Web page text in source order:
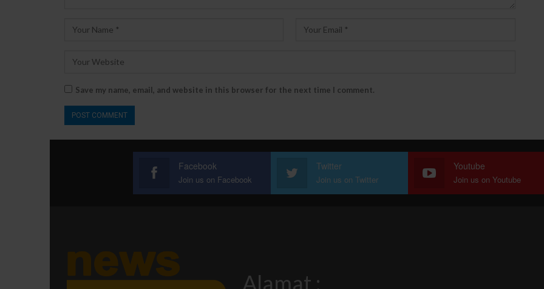
Save my name, email, and website in this browser for the next time I comment.
Facebook
Join us on Facebook
Twitter
Join us on Twitter
Youtube
Join us on Youtube
Alamat :